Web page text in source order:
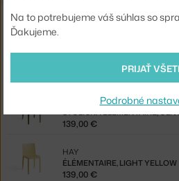
Z rovnakej kolekcie
ÉLÉMENTAIRE, CREAM WHITE
HAY
STOLIČKA ÉLÉMENTAIRE,
139,00 €
ÉLÉMENTAIRE, LIGHT YELLOW
HAY
139,00 €
Na to potrebujeme váš súhlas so
Ďakujeme.
PRIJAŤ
Podrobné